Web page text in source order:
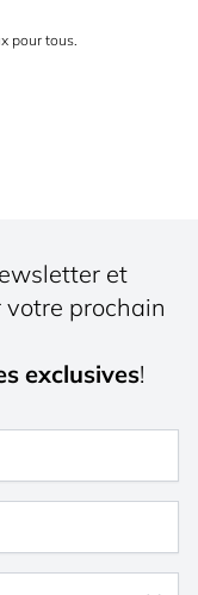
pour tous.
et
votre prochain
exclusives!